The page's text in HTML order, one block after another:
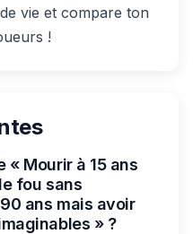
vie et compare ton
!
« Mourir à 15 ans
fou sans
ans mais avoir
» ?